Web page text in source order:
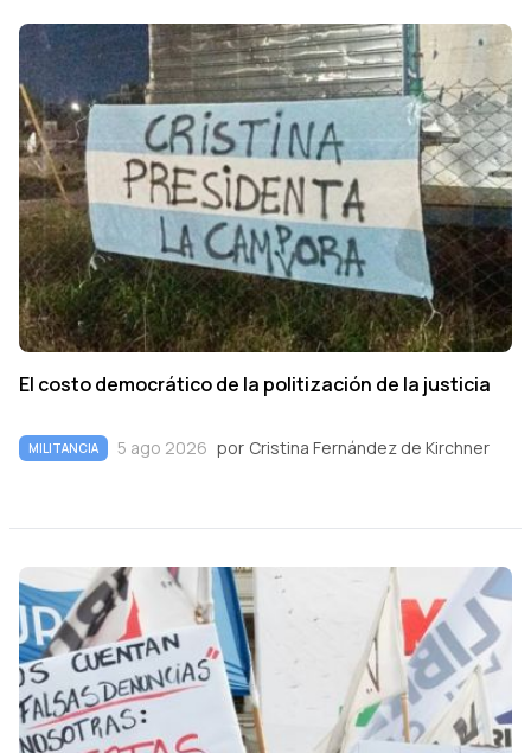
El costo democrático de la politización de la justicia
MILITANCIA 5 ago 2026 por Cristina Fernández de Kirchner